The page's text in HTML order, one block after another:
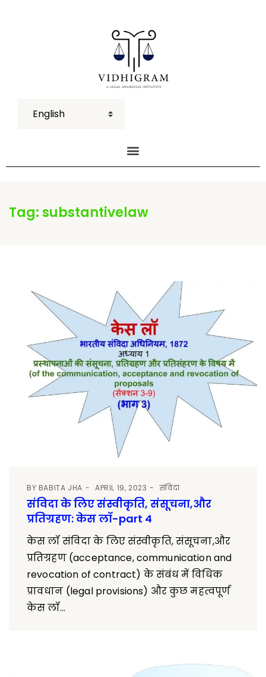
Tag:substantivelaw
BY BABITA JHA APRIL 19, 2023 संविदा
संविदा के लिए संस्वीकृति, संसूचना,और
प्रतिग्रहण: केस लॉ-part 4
केस लॉ संविदा के लिए संस्वीकृति, संसूचना,और
प्रतिग्रहण (acceptance, communication and
revocation of contract) के संबंध में विधिक
प्रावधान (legal provisions) और कुछ महत्वपूर्ण
केस लॉ...